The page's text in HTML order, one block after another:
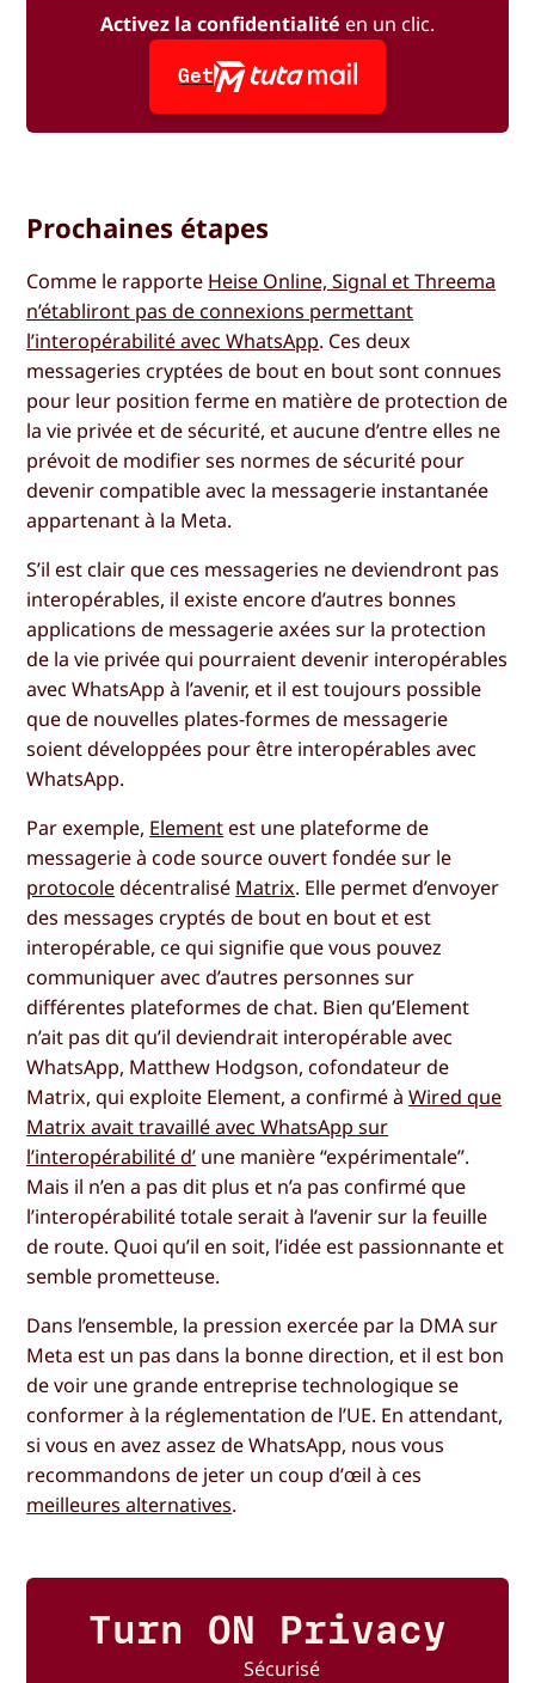
Activez la confidentialité en un clic.
Get
Prochaines étapes
Comme le rapporte Heise Online, Signal et Threema
n’établiront pas de connexions permettant
l’interopérabilité avec WhatsApp. Ces deux
messageries cryptées de bout en bout sont connues
pour leur position ferme en matière de protection de
la vie privée et de sécurité, et aucune d’entre elles ne
prévoit de modifier ses normes de sécurité pour
devenir compatible avec la messagerie instantanée
appartenant à la Meta.
S’il est clair que ces messageries ne deviendront pas
interopérables, il existe encore d’autres bonnes
applications de messagerie axées sur la protection
de la vie privée qui pourraient devenir interopérables
avec WhatsApp à l’avenir, et il est toujours possible
que de nouvelles plates-formes de messagerie
soient développées pour être interopérables avec
WhatsApp.
Par exemple, Element est une plateforme de
messagerie à code source ouvert fondée sur le
protocoledécentralisé Matrix. Elle permet d’envoyer
des messages cryptés de bout en bout et est
interopérable, ce qui signifie que vous pouvez
communiquer avec d’autres personnes sur
différentes plateformes de chat. Bien qu’Element
n’ait pas dit qu’il deviendrait interopérable avec
WhatsApp, Matthew Hodgson, cofondateur de
Matrix, qui exploite Element, a confirmé àWired que
Matrix avait travaillé avec WhatsApp sur
l’interopérabilité d’ une manière “expérimentale”.
Mais il n’en a pas dit plus et n’a pas confirmé que
l’interopérabilité totale serait à l’avenir sur la feuille
de route. Quoi qu’il en soit, l’idée est passionnante et
semble prometteuse.
Dans l’ensemble, la pression exercée par la DMA sur
Meta est un pas dans la bonne direction, et il est bon
de voir une grande entreprise technologique se
conformer à la réglementation de l’UE. En attendant,
si vous en avez assez de WhatsApp, nous vous
recommandons de jeter un coup d’œil à ces
meilleures alternatives.
Turn ON Privacy
Sécurisé